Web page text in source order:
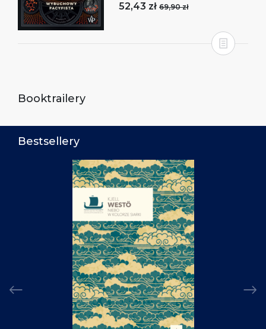
52,43 zł 69,90 zł
Booktrailery
Bestsellery